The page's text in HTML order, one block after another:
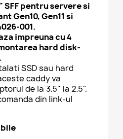
SFF pentru servere si
Gen10, Gen11 si
001.
impreuna cu 4
hard disk-
SSD sau hard
caddy va
de la 3.5" la 2.5".
din link-ul